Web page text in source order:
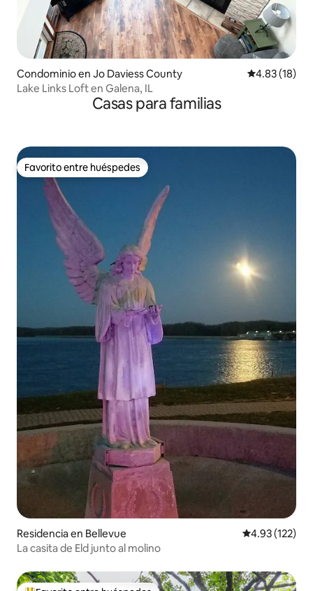
Condominio en Jo Daviess County Calificación
4.83 (18)
Lake Links Loft en Galena, IL
Casas para familias
Favorito entre huéspedes
Favorito entre huéspedes
Residencia en Bellevue Calificación
4.93 (122)
La casita de Eld junto al molino